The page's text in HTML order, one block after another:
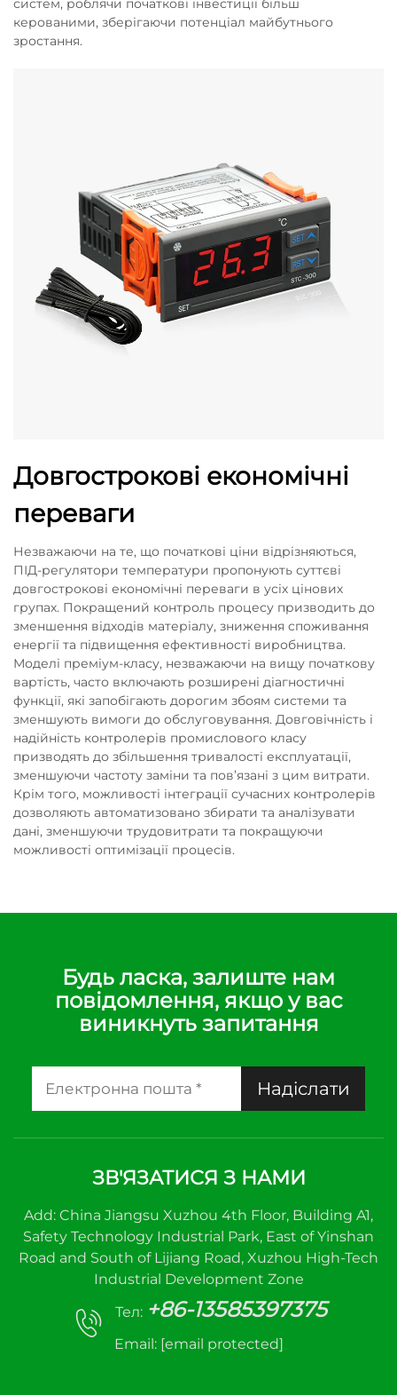
систем, роблячи початкові інвестиції більш
керованими, зберігаючи потенціал майбутнього
зростання.
Довгострокові економічні
переваги
Незважаючи на те, що початкові ціни відрізняються,
ПІД-регулятори температури пропонують суттєві
довгострокові економічні переваги в усіх цінових
групах. Покращений контроль процесу призводить до
зменшення відходів матеріалу, зниження споживання
енергії та підвищення ефективності виробництва.
Моделі преміум-класу, незважаючи на вищу початкову
вартість, часто включають розширені діагностичні
функції, які запобігають дорогим збоям системи та
зменшують вимоги до обслуговування. Довговічність і
надійність контролерів промислового класу
призводять до збільшення тривалості експлуатації,
зменшуючи частоту заміни та пов’язані з цим витрати.
Крім того, можливості інтеграції сучасних контролерів
дозволяють автоматизовано збирати та аналізувати
дані, зменшуючи трудовитрати та покращуючи
можливості оптимізації процесів.
Будь ласка, залиште нам
повідомлення, якщо у вас
виникнуть запитання
Надіслати
ЗВ'ЯЗАТИСЯ З НАМИ
Add: China Jiangsu Xuzhou 4th Floor, Building A1,
Safety Technology Industrial Park, East of Yinshan
Road and South of Lijiang Road, Xuzhou High-Tech
Industrial Development Zone
Тел: +86-13585397375
Email: [email protected]